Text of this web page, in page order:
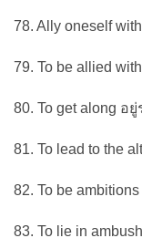
78. Ally oneself
79. To be allied
80. To get along อ
81. To lead to the
82. To be
83. To lie in